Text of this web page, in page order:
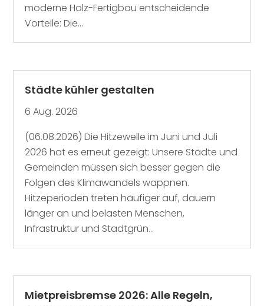
moderne Holz-Fertigbau entscheidende
Vorteile: Die...
Städte kühler gestalten
6 Aug. 2026
(06.08.2026) Die Hitzewelle im Juni und Juli
2026 hat es erneut gezeigt: Unsere Städte und
Gemeinden müssen sich besser gegen die
Folgen des Klimawandels wappnen.
Hitzeperioden treten häufiger auf, dauern
länger an und belasten Menschen,
Infrastruktur und Stadtgrün...
Mietpreisbremse 2026: Alle Regeln,